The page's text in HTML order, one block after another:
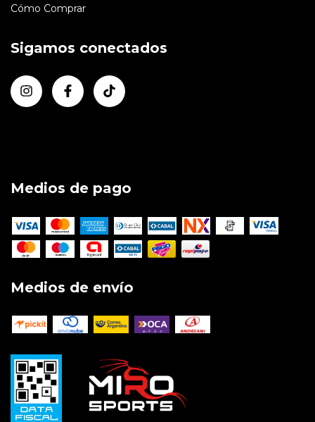
Cómo Comprar
Sigamos conectados
Medios de pago
Medios de envío